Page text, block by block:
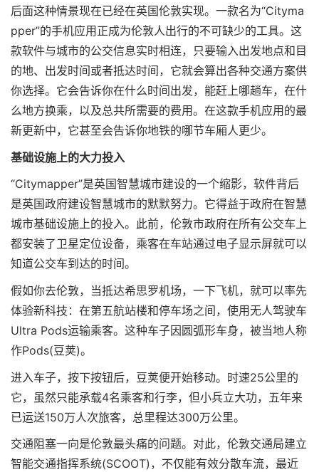
后面这种情景现在已经在英国伦敦实现。一款名为“Cityma
pper”的手机应用正成为伦敦人出行的不可缺少的工具。这
款软件与城市的公交信息实时相连，只要输入出发地点和目
的地、出发时间或者抵达时间，它就会算出各种交通方案供
你选择。它会告诉你在什么时间出发，能赶上哪趟车，在什
么地方换乘，以及总共所需要的费用。在这款手机应用的最
新更新中，它甚至会告诉你地铁的哪节车厢人更少。
基础设施上的大力投入
“Citymapper”是英国智慧城市建设的一个缩影，软件背后
是英国政府建设智慧城市的默默努力。它得益于政府在智慧
城市基础设施上的投入。此前，伦敦市政府在所有公交车上
都安装了卫星定位设备，乘客在车站通过电子显示屏就可以
知道公交车到达的时间。
假如你去伦敦，当抵达希思罗机场，一下飞机，就可以率先
体验新科技：在第五航站楼和停车场之间，使用无人驾驶车
Ultra Pods运输乘客。这种车子因圆弧形车身，被当地人称
作Pods(豆荚)。
进入车子，按下按钮后，豆荚便开始移动。时速25公里的
它，虽然只能承载4名乘客和行李，但小兵立大功，五年来
已运送150万人次旅客，总里程达300万公里。
交通阻塞一向是伦敦最头痛的问题。对此，伦敦交通局建立
智能交通指挥系统(SCOOT)，不仅能有效分散车流，最近